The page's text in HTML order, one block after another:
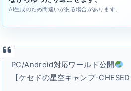
AI生成のため間違いがある場合があります。
PC/Android対応ワールド公開
【ケセドの星空キャンプ-